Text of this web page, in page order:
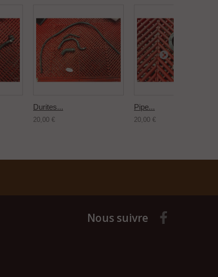
Durites...
20,00 €
Pipe...
20,00 €
Nous suivre